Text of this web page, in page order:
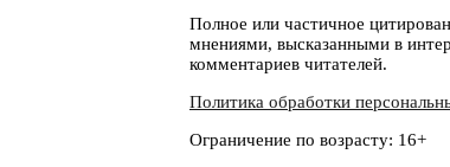
Полное или частичное
мнениями, высказанными в
комментариев читателей.
Политика обработки
Ограничение по возрасту: 16+